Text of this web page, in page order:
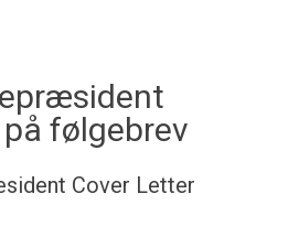
følgebrev
Cover Letter